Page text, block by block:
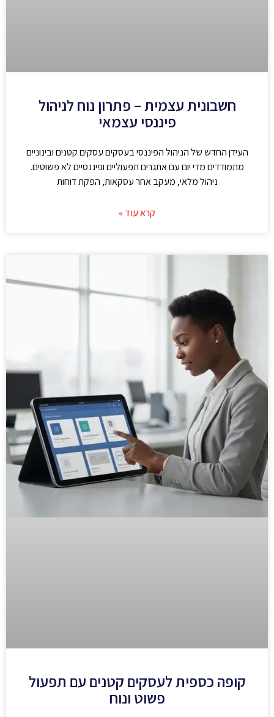
חשבונית עצמית – פתרון נוח לניהול
פיננסי עצמאי
העידן החדש של הניהול הפיננסי בעסקים עסקים קטנים ובינוניים
מתמודדים מדי יום עם אתגרים תפעוליים ופיננסיים לא פשוטים.
ניהול מלאי, מעקב אחר עסקאות, הפקת דוחות
קרא עוד »
קופה כספית לעסקים קטנים עם תפעול
פשוט ונוח